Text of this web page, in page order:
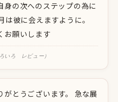
身の次へのステップの為に
は彼に会えますように。
お願いします
いろ レビュー）
がとうございます。 急な展